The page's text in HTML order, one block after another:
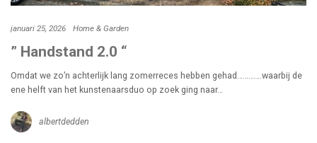
januari 25, 2026 Home & Garden
” Handstand 2.0 “
Omdat we zo’n achterlijk lang zomerreces hebben gehad………….waarbij de
ene helft van het kunstenaarsduo op zoek ging naar…
albertdedden